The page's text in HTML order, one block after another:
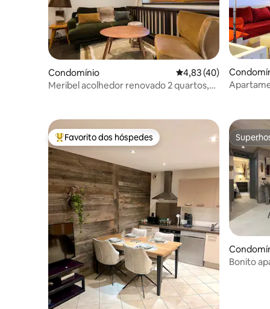
Condomínio Classificação média
4,83 (40)
Meribel acolhedor renovado 2 quartos,
Favoritos dos hóspedes mais apreciados
Favorito dos hóspedes
Bonito